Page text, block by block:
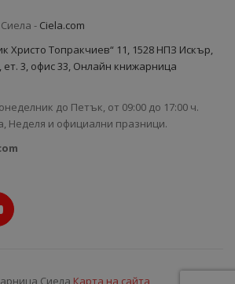
- Ciela.com
Христо Топракчиев“ 11, 1528 НПЗ Искър,
3, офис 33, Онлайн книжарница
до Петък, от 09:00 до 17:00 ч.
Неделя и официални празници.
Сиела Карта на сайта